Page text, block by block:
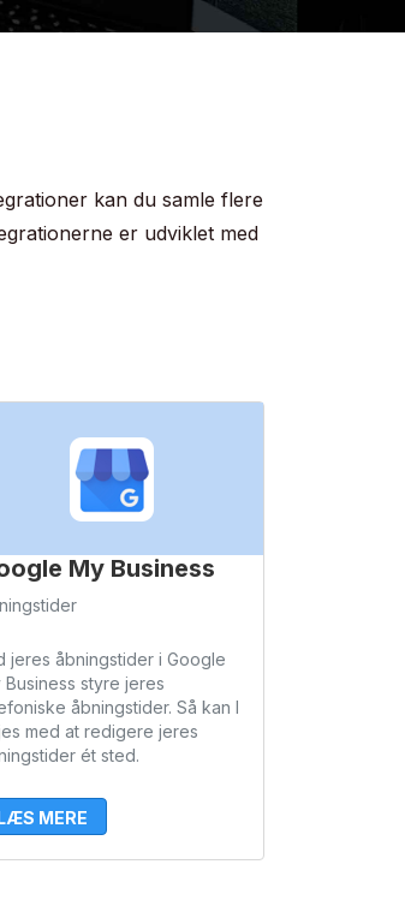
kan du samle flere
er udviklet med
My Business
jeres åbningstider i Google
Business styre jeres
åbningstider. Så kan I
med at redigere jeres
ét sted.
MERE